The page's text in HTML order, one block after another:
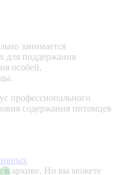
занимается
для поддержания
особей,
профессионального
содержания питомцев
в архиве. Но вы можете